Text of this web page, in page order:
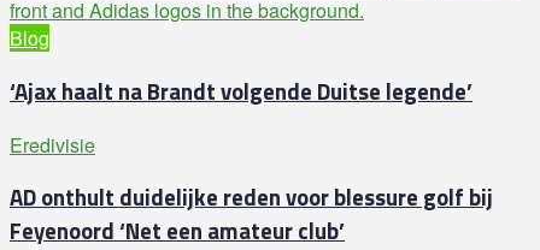
Blog
‘Ajax haalt na Brandt volgende Duitse legende’
Eredivisie
AD onthult duidelijke reden voor blessure golf bij
Feyenoord ‘Net een amateur club’